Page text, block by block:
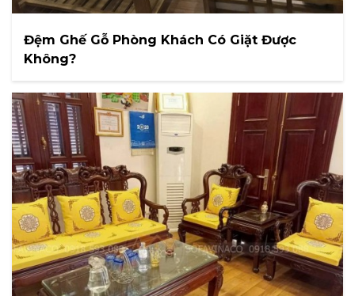
Đệm Ghế Gỗ Phòng Khách Có Giặt Được
Không?